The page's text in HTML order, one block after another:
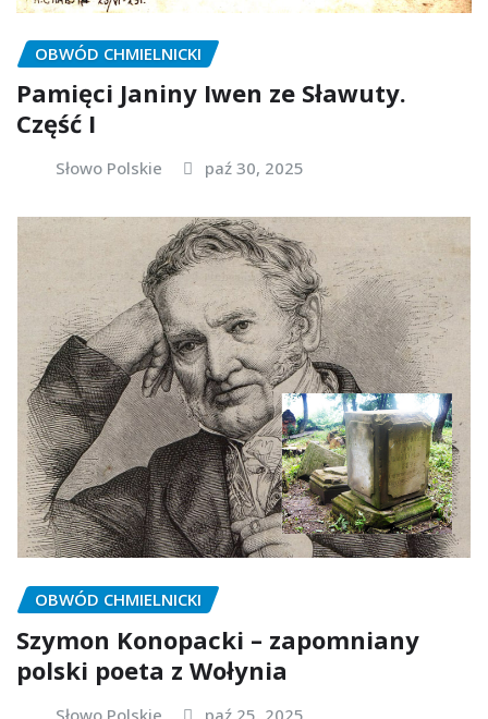
OBWÓD CHMIELNICKI
Pamięci Janiny Iwen ze Sławuty.
Część I
Słowo Polskie paź 30, 2025
OBWÓD CHMIELNICKI
Szymon Konopacki – zapomniany
polski poeta z Wołynia